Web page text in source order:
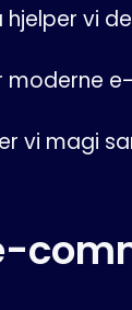
hjelper vi
vi magi